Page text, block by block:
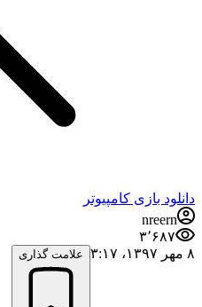
دانلود بازی کامپیوتر
nreern
۳٬۶۸۷
۸ مهر ۱۳۹۷،‏ ۳:۱۷
علامت گذاری